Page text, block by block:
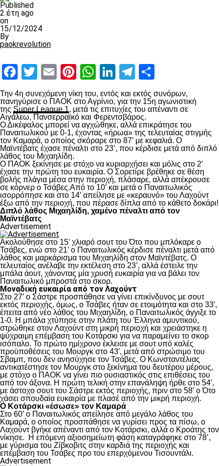
Published
2 έτη ago
on
15/12/2024
By
paokrevolution
Facebook
Twitter
EmailPinterest
WhatsApp
LinkedIn
Telegram
Την 4η συνεχόμενη νίκη του, εντός και εκτός συνόρων,
πανηγύρισε ο ΠΑΟΚ στο Αγρίνιο, για την 15η αγωνιστική
της Super League 1, μετά τις επιτυχίες του απέναντι σε
Αιγάλεω, Πανσερραϊκό και Φερεντσβάρος.
Ο Δικέφαλος μπορεί να αγχώθηκε, αλλά επικράτησε του
Παναιτωλικού με 0-1, έχοντας «ήρωα» της τελευταίας στιγμής
τον Καμαρά, ο οποίος σκόραρε στο 87’ με κεφαλιά. Ο
Μαϊντέβατς έχασε πέναλτι στο 23’, που κέρδισε μετά από διπλό
λάθος του Μιχαηλίδη.
Ο ΠΑΟΚ ξεκίνησε με στόχο να κυριαρχήσει και μόλις στο 2′
έχασε την πρώτη του ευκαιρία. Ο Σορετίρε βρέθηκε σε θέση
βολής πλάγια μέσα στην περιοχή, πλάσαρε, αλλά απέκρουσε
σε κόρνερ ο Τσάβες.Από το 10’ και μετά ο Παναιτωλικός
ισορρόπησε και στο 14′ απείλησε με «κεραυνό» του Λαχούντ
έξω από την περιοχή, που πέρασε δίπλα από το κάθετο δοκάρι!
Διπλό λάθος Μιχαηλίδη, χαμένο πέναλτι από τον
Μαϊντέβατς
Advertisement
Ακολούθησε στο 15′ χλιαρό σουτ του Ότο που μπλόκαρε ο
Τσάβες, ενώ στο 21’ ο Παναιτωλικός κέρδισε πέναλτι μετά από
λάθος και μαρκάρισμα του Μιχαηλίδη στον Μαϊντέβατς. Ο
τελευταίος ανέλαβε την εκτέλεση στο 23’, αλλά έστειλε την
μπάλα άουτ, χάνοντας μία χρυσή ευκαιρία για να βάλει τον
Παναιτωλικό μπροστά στο σκορ.
Μοναδική ευκαιρία από τον Λαχούντ
Στο 27′ ο Σάστρε προσπάθησε να γίνει επικίνδυνος με σουτ
εκτός περιοχής, όμως, ο Τσάβες ήταν σε ετοιμότητα και στο 33′,
έπειτα από νέο λάθος του Μιχαηλίδη, ο Παναιτωλικός άγγιξε το
1-0. Η μπάλα χτύπησε στην πλάτη του Έλληνα αμυντικού,
στρώθηκε στον Λαχούντ στη μικρή περιοχή και χρειάστηκε η
ψύχραιμη επέμβαση του Κοτάρσκι για να παραμείνει το σκορ
ισόπαλο. Το πρώτο ημίχρονο έκλεισε με σουτ υπό καλές
προϋποθέσεις του Μουργκ στο 43′, μετά από στρώσιμο του
Σβαμπ, που δεν ανησύχησε τον Τσάβες. Ο Κωνσταντέλιας
αντικατέστησε τον Μουργκ στο ξεκίνημα του δευτέρου μέρους,
με στόχο ο ΠΑΟΚ να γίνει πιο ουσιαστικός στις επιθέσεις του
από τον άξονα. Η πρώτη τελική στην επανάληψη ήρθε στο 54′,
με άστοχο σουτ του Σάστρε εκτός περιοχής, πριν στο 58′ ο Ότο
χάσει σπουδαία ευκαιρία με πλασέ από την μικρή περιοχή.
Ο Κοτάρσκι «έσωσε» τον Καμαρά
Στο 60’ ο Παναιτωλικός απείλησε από μεγάλο λάθος του
Καμαρά, ο οποίος προσπάθησε να γυρίσει προς τα πίσω, ο
Λαχούντ βγήκε απέναντι από τον Κοτάρσκι, αλλά ο Κροάτης τον
νίκησε. Η επόμενη αξιοσημείωτη φάση καταγράφηκε στο 78’,
με γύρισμα του Ζίβκοβιτς στην καρδιά της περιοχής και
επέμβαση του Τσάβες προ του επερχόμενου Τισουντάλι.
Advertisement